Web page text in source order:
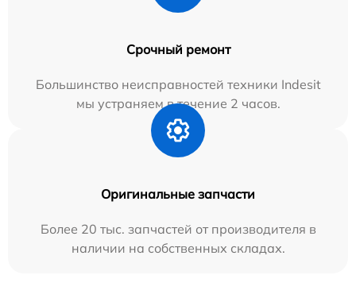
Срочный ремонт
Большинство неисправностей техники Indesit
мы устраняем в течение 2 часов.
Оригинальные запчасти
Более 20 тыс. запчастей от производителя в
наличии на собственных складах.